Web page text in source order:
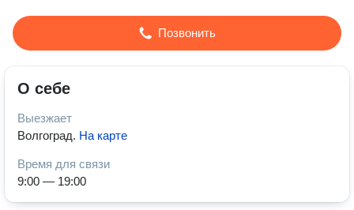
Позвонить
О себе
Выезжает
Волгоград. На карте
Время для связи
9:00 — 19:00